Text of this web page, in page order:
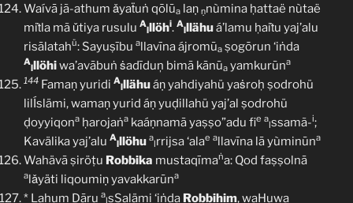
Waívā jã-athum ǎyaẗuṅ qōlūa laṇ ṇnùmina ḥattaë nùtaë
miṫla mã ǔtiya rusulu A
lllöhi. A
lllähuá’lamu ḥaiṫu yaj’alu
risālatahü: Sayuṣību allavīna ájromūa ṣogōrun ‘iṅda
A
lllöhiwa’avābuṅ ṡadīduņ bimā kānūa yamkurūna
144 Famaṇ yuridi A
lllähuáṇ yahdiyahü yaṡroḥ ṣodrohü
lilÍslämi, wamaṇ yurid áṇ yuḍillahü yaj’al ṣodrohü
ḍoyyiqona ḥarojaṅa kaáṇnamā yaṣṣo”adu fie a
lssamã-i;
Kavälika yaj’alu A
lllöhu a
lrrijsa ‘alae allavīna lā yùminūna
Wahävā ṣiröṭu Robbika mustaqīmaṅa: Qod faṣṣolnā
alǎyäti liqoumiṇ yavakkarūna
* Lahum Dāru a sSalämi ‘iṅda Robbihim, waHuwa